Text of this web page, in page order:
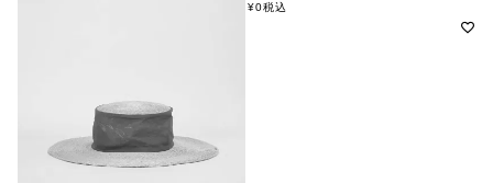
¥0税込